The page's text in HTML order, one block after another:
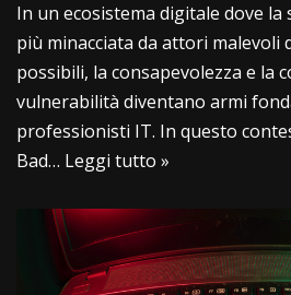
In un ecosistema digitale dove la
più minacciata da attori malevoli
possibili, la consapevolezza e la
vulnerabilità diventano armi
professionisti IT. In questo
Bad… Leggi tutto »